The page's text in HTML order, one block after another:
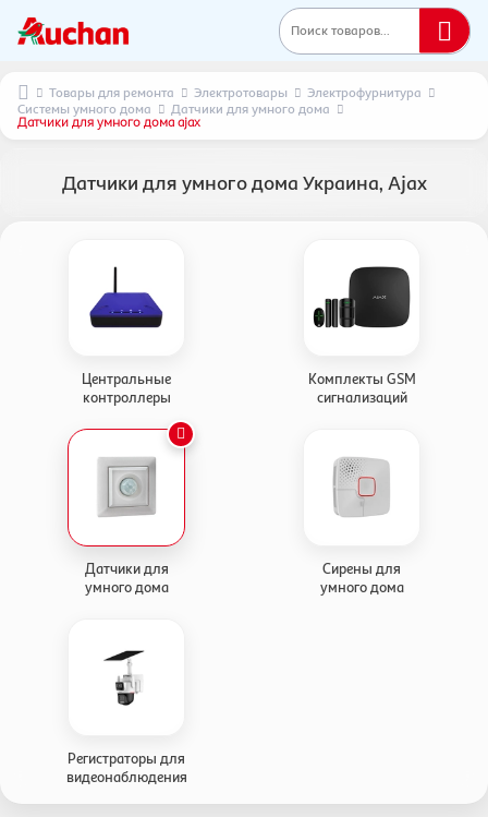
Поиск товаров...
Товары для ремонта Электротовары
Электрофурнитура
Системы умного дома
Датчики для умного дома
Датчики для умного дома ajax
Датчики для умного дома Украина, Ajax
Центральные
контроллеры
Комплекты GSM
сигнализаций
Датчики для
умного дома
Сирены для
умного дома
Регистраторы для
видеонаблюдения